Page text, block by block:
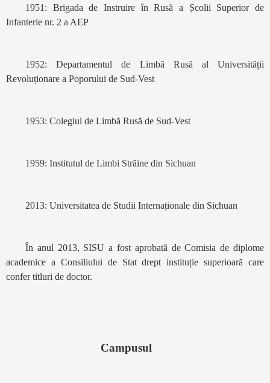
1951: Brigada de Instruire în Rusă a Școlii Superior de
Infanterie nr. 2 a AEP
1952: Departamentul de Limbă Rusă al Universității
Revoluționare a Poporului de Sud-Vest
1953: Colegiul de Limbă Rusă de Sud-Vest
1959: Institutul de Limbi Străine din Sichuan
2013: Universitatea de Studii Internaționale din Sichuan
În anul 2013, SISU a fost aprobată de Comisia de diplome
academice a Consiliului de Stat drept instituție superioară care
confer titluri de doctor.
Campusul